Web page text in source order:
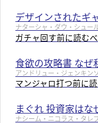
デザインされたギ
ナターシャ・ダウ・シュー
ガチャ回す前に読むべ
食欲の攻略書 なぜ
アンドリュー・ジェンキン
マンジャロ打つ前に読
まぐれ 投資家は
ナシーム・ニコラス・タレ